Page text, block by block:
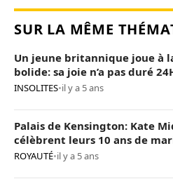
SUR LA MÊME
Un jeune britannique joue à
bolide: sa joie n’a pas duré
INSOLITES•il y a 5 ans
Palais de Kensington: Kate
célèbrent leurs 10 ans de
ROYAUTÉ•il y a 5 ans